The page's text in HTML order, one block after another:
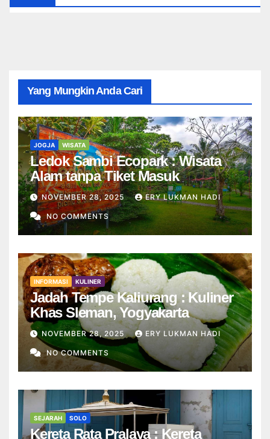
Yang Mungkin Anda Cari
JOGJA WISATA
Ledok Sambi Ecopark : Wisata
Alam tanpa Tiket Masuk
NOVEMBER 28, 2025 ERY LUKMAN HADI
NO COMMENTS
INFORMASI KULINER
Jadah Tempe Kaliurang : Kuliner
Khas Sleman, Yogyakarta
NOVEMBER 28, 2025 ERY LUKMAN HADI
NO COMMENTS
SEJARAH SOLO
Kereta Rata Pralaya : Kereta